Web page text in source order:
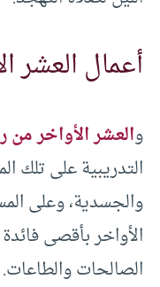
أعمال العشر
والعشر الأواخر
التدريبية على تلك
والجسدية، وعلى
الأواخر بأقصى
الصالحات والطاعات.